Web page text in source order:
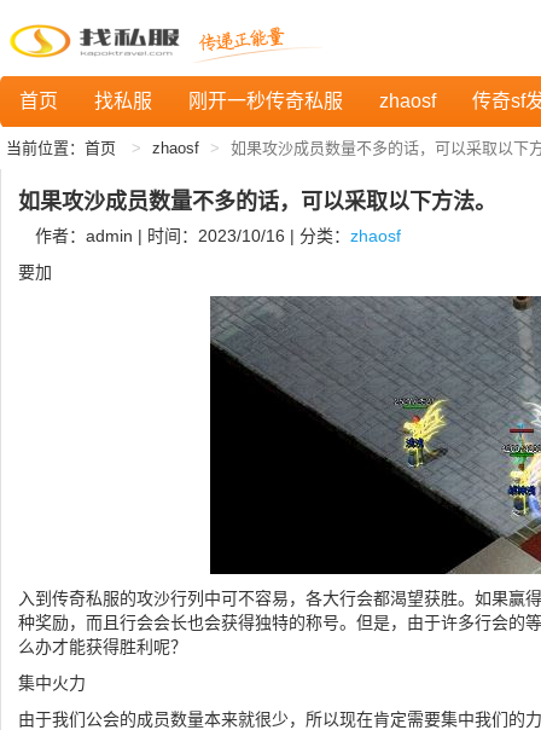
首页 找私服 刚开一秒传奇私服 zhaosf 传奇sf
当前位置： 首页 zhaosf 如果攻沙成员数量不多的话，可以采取以下
如果攻沙成员数量不多的话，可以采取以下方法。
作者：admin | 时间：2023/10/16 | 分类： zhaosf
要加
入到传奇私服的攻沙行列中可不容易，各大行会都渴望获胜。如果赢
种奖励，而且行会会长也会获得独特的称号。但是，由于许多行会的
么办才能获得胜利呢？
集中火力
由于我们公会的成员数量本来就很少，所以现在肯定需要集中我们的